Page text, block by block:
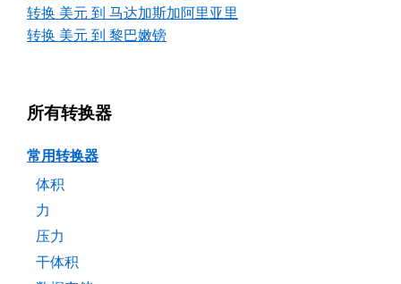
转换 美元 到 马达加斯加阿里亚里
转换 美元 到 黎巴嫩镑
所有转换器
常用转换器
体积
力
压力
干体积